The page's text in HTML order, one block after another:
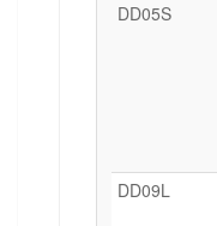
DD05S
DD09L